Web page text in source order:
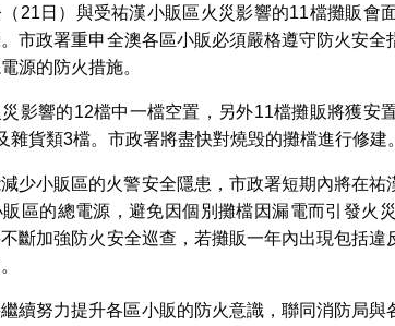
21日）與受祐漢小販區火災影響的11檔攤販會
市政署重申全澳各區小販必須嚴格遵守防火安
源的防火措施。
影響的12檔中一檔空置，另外11檔攤販將獲安
雜貨類3檔。市政署將盡快對燒毁的攤檔進行修建。
少小販區的火警安全隱患，市政署短期內將在
區的總電源，避免因個別攤檔因漏電而引發火
斷加強防火安全巡查，若攤販一年內出現包括
續努力提升各區小販的防火意識，聯同消防局